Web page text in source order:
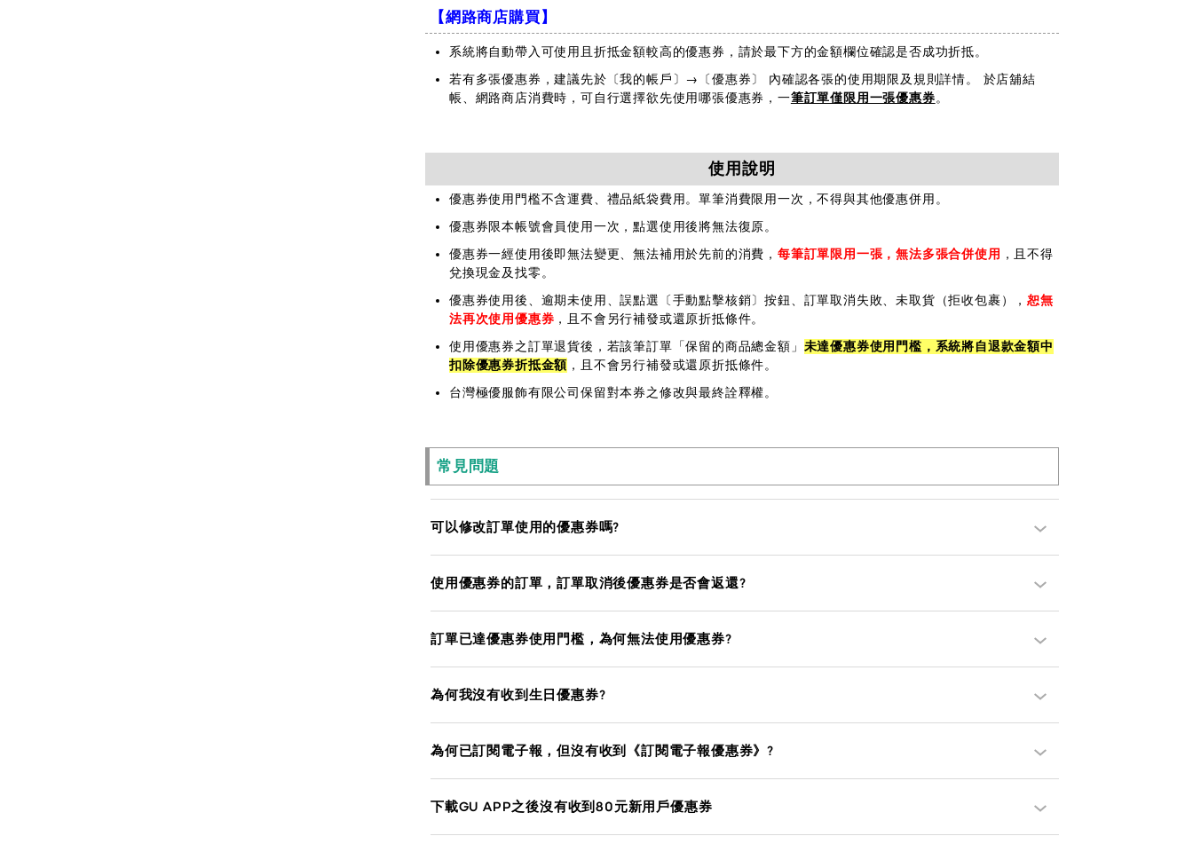
【網路商店購買】
系統將自動帶入可使用且折抵金額較高的優惠券，請於最下方的金額欄位確認是否成功折抵。
若有多張優惠券，建議先於〔我的帳戶〕→〔優惠券〕 內確認各張的使用期限及規則詳情。 於店舖結
帳、網路商店消費時，可自行選擇欲先使用哪張優惠券，一筆訂單僅限用一張優惠券。
使用說明
優惠券使用門檻不含運費、禮品紙袋費用。單筆消費限用一次，不得與其他優惠併用。
優惠券限本帳號會員使用一次，點選使用後將無法復原。
優惠券一經使用後即無法變更、無法補用於先前的消費，每筆訂單限用一張，無法多張合併使用 ，且不得
兌換現金及找零。
優惠券使用後、逾期未使用、誤點選〔手動點擊核銷〕按鈕、訂單取消失敗、未取貨（拒收包裹），恕無
法再次使用優惠券 ，且不會另行補發或還原折抵條件。
使用優惠券之訂單退貨後，若該筆訂單「保留的商品總金額」 未達優惠券使用門檻，系統將自退款金額中
扣除優惠券折抵金額 ，且不會另行補發或還原折抵條件。
台灣極優服飾有限公司保留對本券之修改與最終詮釋權。
常見問題
可以修改訂單使用的優惠券嗎?
使用優惠券的訂單，訂單取消後優惠券是否會返還?
訂單已達優惠券使用門檻，為何無法使用優惠券?
為何我沒有收到生日優惠券?
為何已訂閱電子報，但沒有收到《訂閱電子報優惠券》?
下載GU APP之後沒有收到80元新用戶優惠券